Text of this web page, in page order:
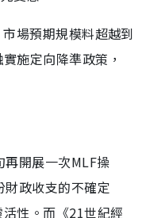
場預期規模料超越到
施定向降準政策，
再開展一次MLF操
政收支的不確定
性。而《21世紀經